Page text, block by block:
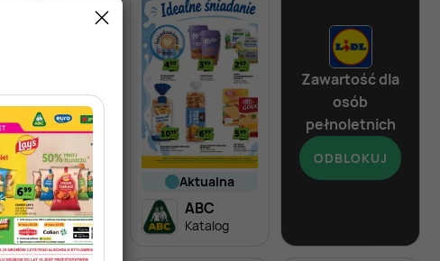
aktualna
ABC
Katalog
Zawartość dla
osób
pełnoletnich
ODBLOKUJ
od dziś